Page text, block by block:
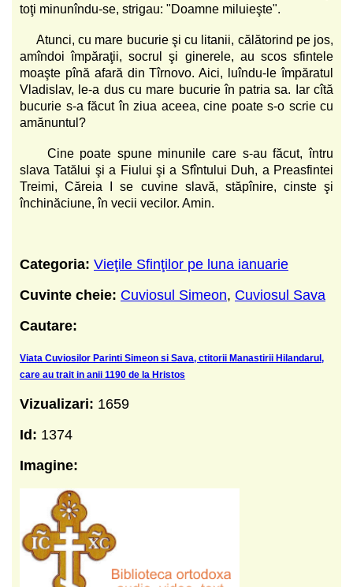
toţi minunîndu-se, strigau: "Doamne miluieşte".
Atunci, cu mare bucurie şi cu litanii, călătorind pe jos,
amîndoi împăraţii, socrul şi ginerele, au scos sfintele
moaşte pînă afară din Tîrnovo. Aici, luîndu-le împăratul
Vladislav, le-a dus cu mare bucurie în patria sa. Iar cîtă
bucurie s-a făcut în ziua aceea, cine poate s-o scrie cu
amănuntul?
Cine poate spune minunile care s-au făcut, întru
slava Tatălui şi a Fiului şi a Sfîntului Duh, a Preasfintei
Treimi, Căreia I se cuvine slavă, stăpînire, cinste şi
închinăciune, în vecii vecilor. Amin.
Categoria: Vieţile Sfinţilor pe luna ianuarie
Cuvinte cheie: Cuviosul Simeon, Cuviosul Sava
Cautare:
Viata Cuviosilor Parinti Simeon si Sava, ctitorii Manastirii Hilandarul,
care au trait in anii 1190 de la Hristos
Vizualizari: 1659
Id: 1374
Imagine: